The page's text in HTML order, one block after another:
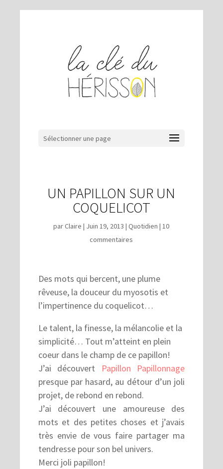
Sélectionner une page
UN PAPILLON SUR UN
COQUELICOT
parClaire | Juin 19, 2013 |Quotidien |10
commentaires
Des mots qui bercent, une plume
rêveuse, la douceur du myosotis et
l’impertinence du coquelicot…
Le talent, la finesse, la mélancolie et la
simplicité… Tout m’atteint en plein
coeur dans le champ de ce papillon!
J’ai découvert Papillon Papillonnage
presque par hasard, au détour d’un joli
projet, de rebond en rebond.
J’ai découvert une amoureuse des
mots et des petites choses et j’avais
très envie de vous faire partager ma
tendresse pour son bel univers.
Merci joli papillon!